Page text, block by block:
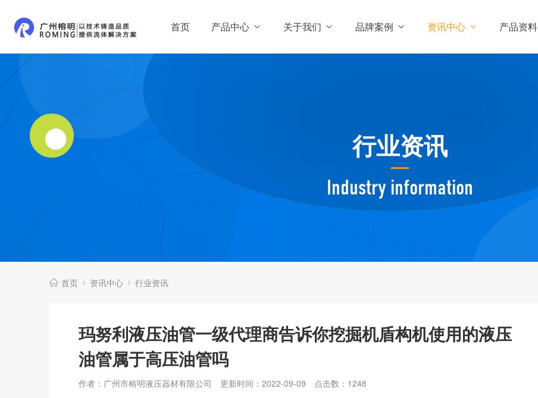
首页 产品中心 关于我们 品牌案例 资讯中心 产品资料
行业资讯
Industry information
首页 资讯中心 行业资讯
玛努利液压油管一级代理商告诉你挖掘机盾构机使用的液压
油管属于高压油管吗
作者：广州市榕明液压器材有限公司 更新时间：2022-09-09 点击数： 1248